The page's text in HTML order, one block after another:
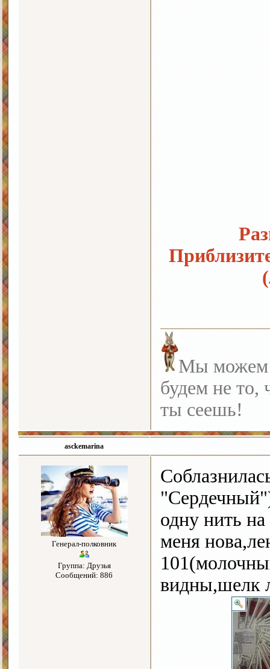
Мы можем
будем не то,
ты сеешь!
asckemarina
Генерал-полковник
Группа: Друзья
Сообщений: 886
одну нить
меня
видны,шелк